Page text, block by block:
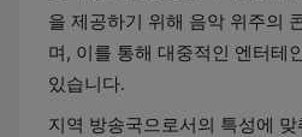
을 제공하기 위해 음악 위주의
며, 이를 통해 대중적인 엔터테
있습니다.
지역 방송국으로서의 특성에